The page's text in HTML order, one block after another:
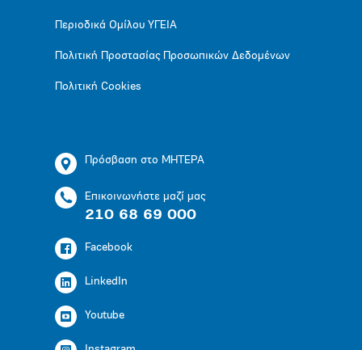
Περιοδικά Ομίλου ΥΓΕΙΑ
Πολιτική Προστασίας Προσωπικών Δεδομένων
Πολιτική Cookies
Πρόσβαση στο ΜΗΤΕΡΑ
Επικοινωνήστε μαζί μας
210 68 69 000
Facebook
LinkedIn
Youtube